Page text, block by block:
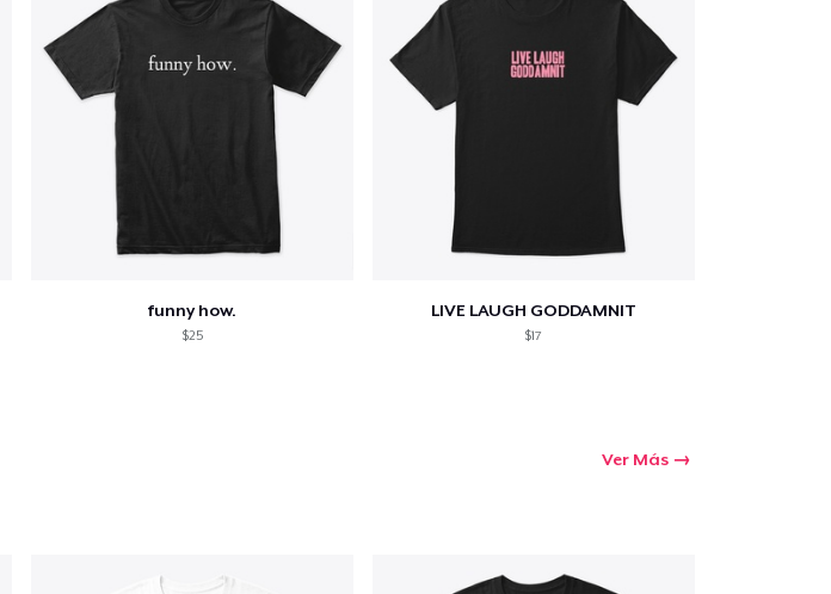
funny how.
$25
LIVE LAUGH GODDAMNIT
$17
Ver Más